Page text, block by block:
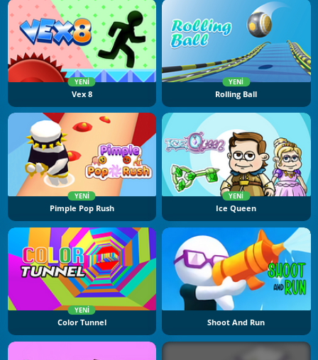
YENI
Vex 8
YENI
Rolling Ball
YENI
Pimple Pop Rush
YENI
Ice Queen
YENI
Color Tunnel Shoot And Run